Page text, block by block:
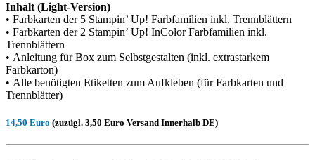
Inhalt (Light-Version)
• Farbkarten der 5 Stampin’ Up! Farbfamilien inkl. Trennblättern
• Farbkarten der 2 Stampin’ Up! InColor Farbfamilien inkl.
Trennblättern
• Anleitung für Box zum Selbstgestalten (inkl. extrastarkem
Farbkarton)
• Alle benötigten Etiketten zum Aufkleben (für Farbkarten und
Trennblätter)
14,50 Euro (zuzügl. 3,50 Euro Versand Innerhalb DE)